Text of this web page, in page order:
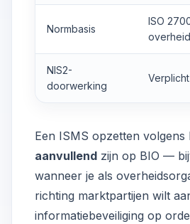
Normbasis
ISO
NIS2-
doorwerking
Een ISMS opzetten volgens
aanvullend zijn op BIO —
wanneer je als
richting marktpartijen wilt
informatiebeveiliging op